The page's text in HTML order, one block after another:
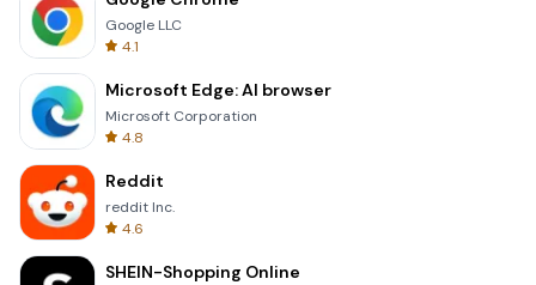
Google LLC
4.1
Microsoft Edge: AI browser
Microsoft Corporation
4.8
Reddit
reddit Inc.
4.6
SHEIN-Shopping Online